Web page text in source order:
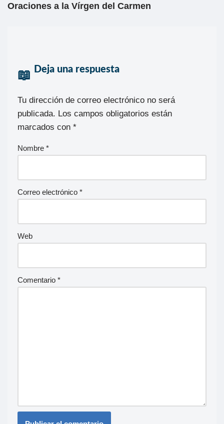
Oraciones a la Vírgen del Carmen
Deja una respuesta
Tu dirección de correo electrónico no será
publicada. Los campos obligatorios están
marcados con *
Nombre *
Correo electrónico *
Web
Comentario *